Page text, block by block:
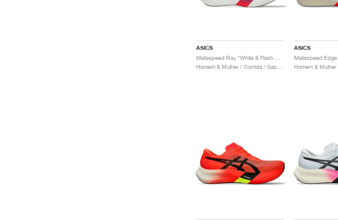
ASICS ASICS